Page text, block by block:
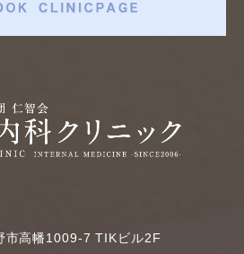
市高幡1009-7 TIKビル2F